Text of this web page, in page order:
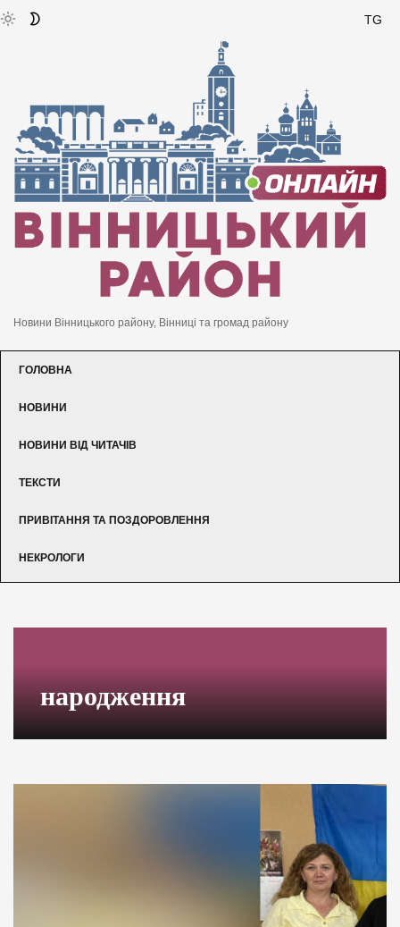
TG
Новини Вінницького району, Вінниці та громад району
ГОЛОВНА
НОВИНИ
НОВИНИ ВІД ЧИТАЧІВ
ТЕКСТИ
ПРИВІТАННЯ ТА ПОЗДОРОВЛЕННЯ
НЕКРОЛОГИ
народження